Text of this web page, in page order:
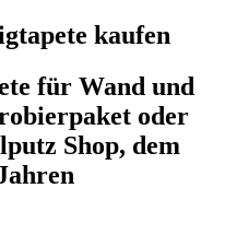
kaufen
für Wand und
oder
Shop, dem